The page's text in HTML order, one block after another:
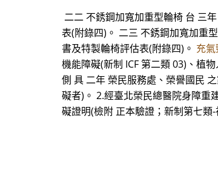
二二 不銹鋼加寬加重型輪椅 台 三
表(附錄四)。 二三 不銹鋼加寬加重
書及特製輪椅評估表(附錄四)。 充
機能障礙(新制 ICF 第二類 03)、植
側 具 二年 榮民服務處、榮譽國民
礙者)。 2.經臺北榮民總醫院身障重
礙證明(檢附 正本驗證；新制第七類